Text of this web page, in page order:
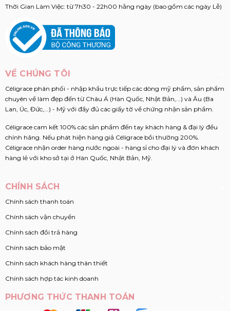
Thời Gian Làm Việc: từ 7h30 - 22h00 hằng ngày (bao gồm các ngày Lễ)
VỀ CHÚNG TÔI
Céligrace phân phối - nhập khẩu trực tiếp các dòng mỹ phẩm, sản phẩm
chuyên về làm đẹp đến từ Châu Á (Hàn Quốc, Nhật Bản,...) và Âu (Ba
Lan, Úc, Đức,...) - Mỹ với đầy đủ các giấy tờ về chứng nhận sản phẩm.
Céligrace cam kết 100% các sản phẩm đến tay khách hàng & đại lý đều
chính hãng. Nếu phát hiện hàng giả Céligrace bồi thường 200%.
Céligrace nhận order hàng nước ngoài - hàng sỉ cho đại lý và đơn khách
hàng lẻ với kho sở tại ở Hàn Quốc, Nhật Bản, Mỹ.
CHÍNH SÁCH
Chính sách thanh toán
Chính sách vận chuyển
Chính sách đổi trả hàng
Chính sách bảo mật
Chính sách khách hàng thân thiết
Chính sách hợp tác kinh doanh
PHƯƠNG THỨC THANH TOÁN